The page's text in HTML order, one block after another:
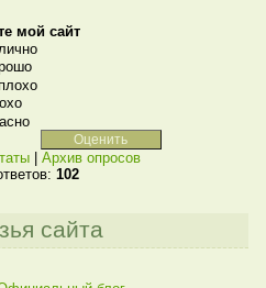
мой сайт
Архив опросов
102
сайта